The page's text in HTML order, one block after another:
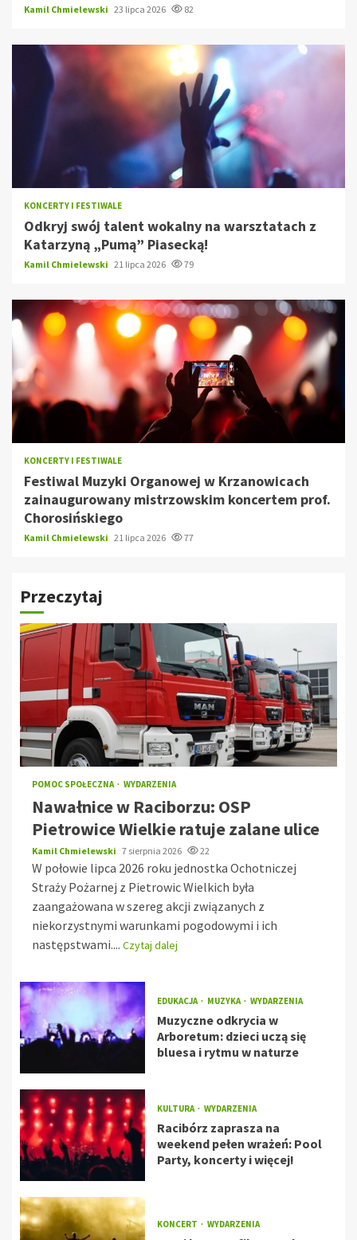
Kamil Chmielewski 23 lipca 2026 82
KONCERTY I FESTIWALE
Odkryj swój talent wokalny na warsztatach z
Katarzyną „Pumą” Piasecką!
Kamil Chmielewski 21 lipca 2026 79
KONCERTY I FESTIWALE
Festiwal Muzyki Organowej w Krzanowicach
zainaugurowany mistrzowskim koncertem prof.
Chorosińskiego
Kamil Chmielewski 21 lipca 2026 77
Przeczytaj
POMOC SPOŁECZNA WYDARZENIA
Nawałnice w Raciborzu: OSP
Pietrowice Wielkie ratuje zalane ulice
Kamil Chmielewski 7 sierpnia 2026 22
W połowie lipca 2026 roku jednostka Ochotniczej
Straży Pożarnej z Pietrowic Wielkich była
zaangażowana w szereg akcji związanych z
niekorzystnymi warunkami pogodowymi i ich
następstwami.... Czytaj dalej
EDUKACJA MUZYKA WYDARZENIA
Muzyczne odkrycia w
Arboretum: dzieci uczą się
bluesa i rytmu w naturze
KULTURA WYDARZENIA
Racibórz zaprasza na
weekend pełen wrażeń: Pool
Party, koncerty i więcej!
KONCERT WYDARZENIA